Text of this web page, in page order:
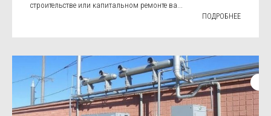
строительстве или капитальном ремонте ва...
ПОДРОБНЕЕ